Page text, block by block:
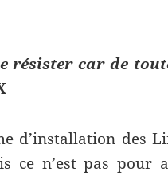
résister car de
d’installation des
ce n’est pas pour